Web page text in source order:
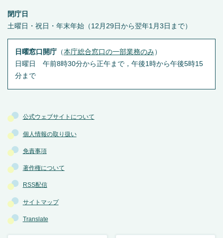
公式ウェブサイトについて
個人情報の取り扱い
免責事項
著作権について
RSS配信
サイトマップ
Translate
閉庁日
土曜日・祝日・年末年始（12月29日から翌年1月3日まで）
日曜窓口開庁（本庁総合窓口の一部業務のみ ）
日曜日 午前8時30分から正午まで，午後1時から午後5時15
分まで